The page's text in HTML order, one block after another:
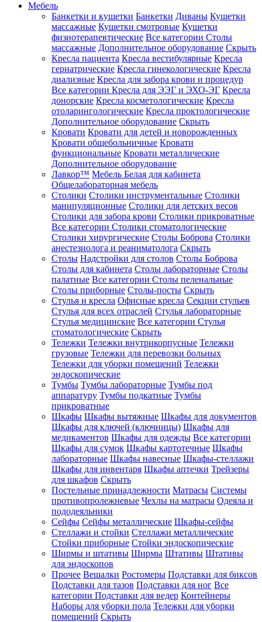
Мебель
Банкетки и кушетки Банкетки Диваны Кушетки
массажные Кушетки смотровые Кушетки
физиотерапевтические Все категории Столы
массажные Дополнительное оборудование Скрыть
Кресла пациента Кресла вестибулярные Кресла
гериатрические Кресла гинекологические Кресла
диализные Кресла для забора крови и процедур
Все категории Кресла для ЭЭГ и ЭХО-ЭГ Кресла
донорские Кресла косметологические Кресла
отоларингологические Кресла проктологические
Дополнительное оборудование Скрыть
Кровати Кровати для детей и новорожденных
Кровати общебольничные Кровати
функциональные Кровати металлические
Дополнительное оборудование
Лавкор™ Мебель Белая для кабинета
Общелабораторная мебель
Столики Столики инструментальные Столики
манипуляционные Столики для детских весов
Столики для забора крови Столики прикроватные
Все категории Столики стоматологические
Столики хирургические Столы Боброва Столики
анестезиолога и реаниматолога Скрыть
Столы Надстройки для столов Столы Боброва
Столы для кабинета Столы лабораторные Столы
палатные Все категории Столы пеленальные
Столы приборные Столы-посты Скрыть
Стулья и кресла Офисные кресла Секции стульев
Стулья для всех отраслей Стулья лабораторные
Стулья медицинские Все категории Стулья
стоматологические Скрыть
Тележки Тележки внутрикорпусные Тележки
грузовые Тележки для перевозки больных
Тележки для уборки помещений Тележки
эндоскопические
Тумбы Тумбы лабораторные Тумбы под
аппаратуру Тумбы подкатные Тумбы
прикроватные
Шкафы Шкафы вытяжные Шкафы для документов
Шкафы для ключей (ключницы) Шкафы для
медикаментов Шкафы для одежды Все категории
Шкафы для сумок Шкафы картотечные Шкафы
лабораторные Шкафы навесные Шкафы-стеллажи
Шкафы для инвентаря Шкафы аптечки Трейзеры
для шкафов Скрыть
Постельные принадлежности Матрасы Системы
противопролежневые Чехлы на матрасы Одеяла и
пододеяльники
Сейфы Сейфы металлические Шкафы-сейфы
Стеллажи и стойки Стеллажи металлические
Стойки приборные Стойки эндоскопические
Ширмы и штативы Ширмы Штативы Штативы
для эндоскопов
Прочее Вешалки Ростомеры Подставки для биксов
Подставки для тазов Подставки для ног Все
категории Подставки для ведер Контейнеры
Наборы для уборки пола Тележки для уборки
помещений Скрыть